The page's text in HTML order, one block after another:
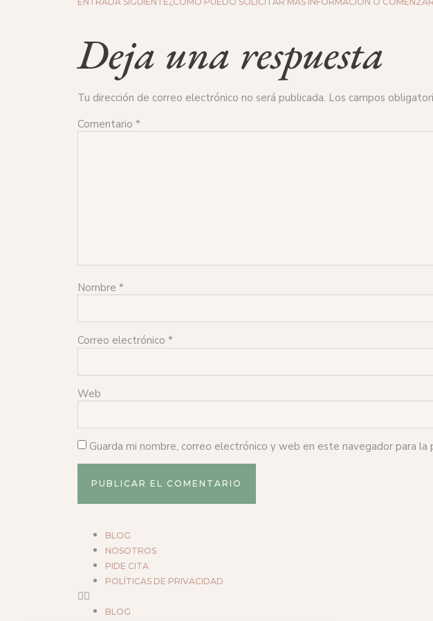
Deja una respuesta
Tu dirección de correo electrónico no será publicada. Los campos
Comentario *
Nombre *
Correo electrónico *
Web
Guarda mi nombre, correo electrónico y web en este navegador para la
BLOG
NOSOTROS
PIDE CITA
POLÍTICAS DE PRIVACIDAD
BLOG